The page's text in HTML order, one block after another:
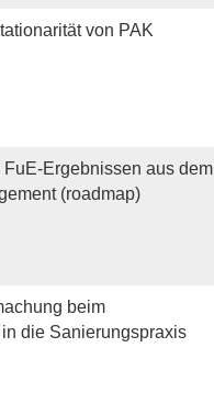
von PAK
Ergebnissen aus dem
(roadmap)
beim
die Sanierungspraxis